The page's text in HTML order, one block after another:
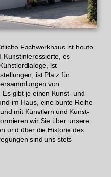
Fachwerkhaus ist heute
Kunstinteressierte, es
ist
ist Platz für
von
gibt je einen Kunst- und
im Haus, eine bunte Reihe
mit Künstlern und Kunst-
wir Sie über unsere
und über die Historie des
sind uns stets